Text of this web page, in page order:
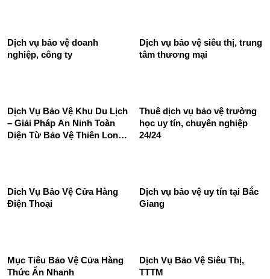
Thuê dịch vụ bảo vệ nhà
hàng 24/24 chất lượng hàng
Phương án bảo vệ quán cafe
của bảo vệ Thiên Long
Dịch vụ bảo vệ doanh
nghiệp, công ty
Dịch vụ bảo vệ siêu thị, trung
tâm thương mại
Dịch Vụ Bảo Vệ Khu Du Lịch
– Giải Pháp An Ninh Toàn
Thuê dịch vụ bảo vệ trường
học uy tín, chuyên nghiệp